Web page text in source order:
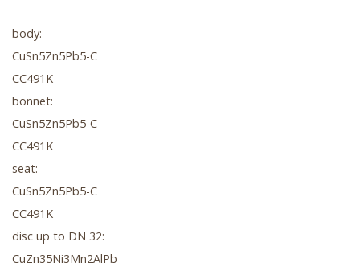
body:
CuSn5Zn5Pb5-C
CC491K
bonnet:
CuSn5Zn5Pb5-C
CC491K
seat:
CuSn5Zn5Pb5-C
CC491K
disc up to DN 32:
CuZn35Ni3Mn2AlPb